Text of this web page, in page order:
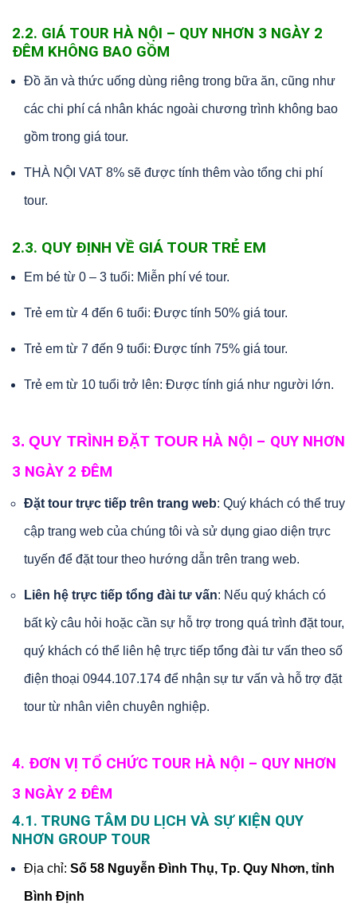
2.2. GIÁ TOUR HÀ NỘI – QUY NHƠN 3 NGÀY 2
ĐÊM KHÔNG BAO GỒM
Đồ ăn và thức uống dùng riêng trong bữa ăn, cũng như
các chi phí cá nhân khác ngoài chương trình không bao
gồm trong giá tour.
THÀ NỘI VAT 8% sẽ được tính thêm vào tổng chi phí
tour.
2.3. QUY ĐỊNH VỀ GIÁ TOUR TRẺ EM
Em bé từ 0 – 3 tuổi: Miễn phí vé tour.
Trẻ em từ 4 đến 6 tuổi: Được tính 50% giá tour.
Trẻ em từ 7 đến 9 tuổi: Được tính 75% giá tour.
Trẻ em từ 10 tuổi trở lên: Được tính giá như người lớn.
3. QUY TRÌNH ĐẶT TOUR HÀ NỘI – QUY NHƠN
3 NGÀY 2 ĐÊM
Đặt tour trực tiếp trên trang web: Quý khách có thể truy
cập trang web của chúng tôi và sử dụng giao diện trực
tuyến để đặt tour theo hướng dẫn trên trang web.
Liên hệ trực tiếp tổng đài tư vấn: Nếu quý khách có
bất kỳ câu hỏi hoặc cần sự hỗ trợ trong quá trình đặt tour,
quý khách có thể liên hệ trực tiếp tổng đài tư vấn theo số
điện thoại 0944.107.174 để nhận sự tư vấn và hỗ trợ đặt
tour từ nhân viên chuyên nghiệp.
4. ĐƠN VỊ TỔ CHỨC TOUR HÀ NỘI – QUY NHƠN
3 NGÀY 2 ĐÊM
4.1. TRUNG TÂM DU LỊCH VÀ SỰ KIỆN QUY
NHƠN GROUP TOUR
Địa chỉ: Số 58 Nguyễn Đình Thụ, Tp. Quy Nhơn, tỉnh
Bình Định